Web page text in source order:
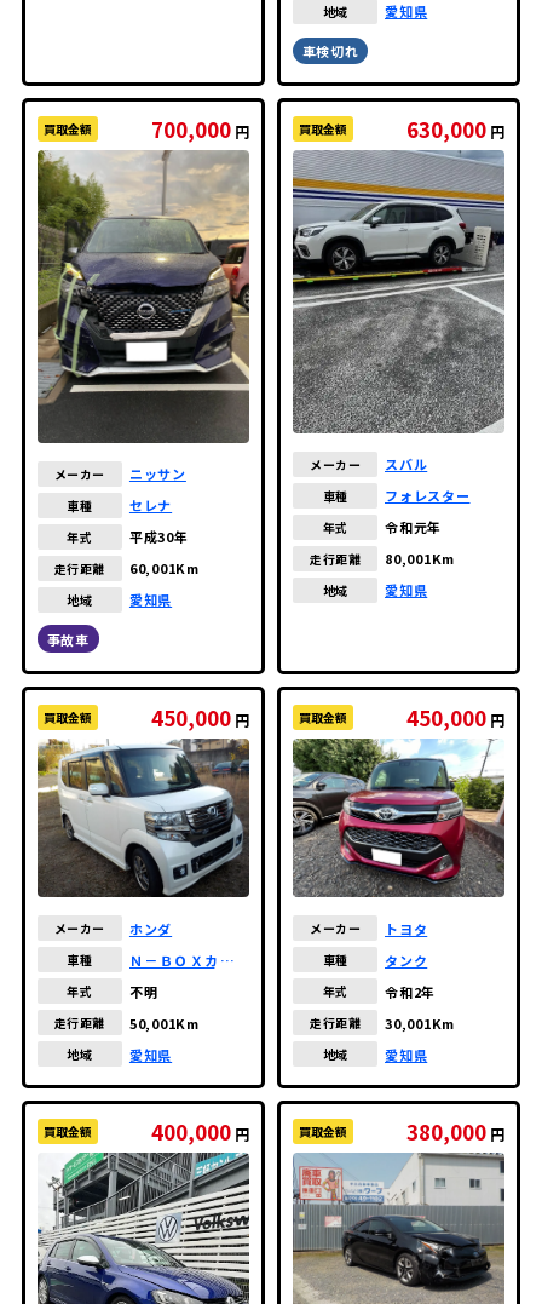
地域 愛知県
車検切れ
買取金額 700,000 円
メーカー ニッサン
車種 セレナ
年式 平成30年
走行距離 60,001Km
地域 愛知県
事故車
買取金額 630,000 円
メーカー スバル
車種 フォレスター
年式 令和元年
走行距離 80,001Km
地域 愛知県
買取金額 450,000 円
メーカー ホンダ
車種
Ｎ－ＢＯＸカスタ
年式 不明
走行距離 50,001Km
地域 愛知県
買取金額 450,000 円
メーカー トヨタ
車種 タンク
年式 令和2年
走行距離 30,001Km
地域 愛知県
買取金額 400,000 円 買取金額 380,000 円